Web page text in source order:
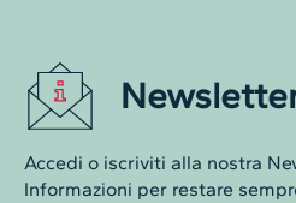
Accedi o iscriviti alla nostra
Informazioni per restare